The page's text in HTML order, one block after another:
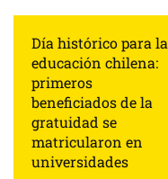
Día histórico para la
educación chilena:
primeros
beneficiados de la
gratuidad se
matricularon en
universidades